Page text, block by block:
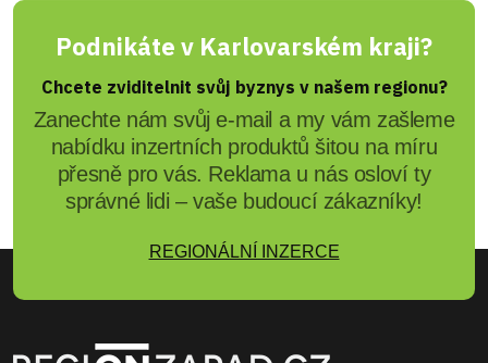
Podnikáte v Karlovarském kraji?
Chcete zviditelnit svůj byznys v našem regionu?
Zanechte nám svůj e-mail a my vám zašleme
nabídku inzertních produktů šitou na míru
přesně pro vás. Reklama u nás osloví ty
správné lidi – vaše budoucí zákazníky!
REGIONÁLNÍ INZERCE